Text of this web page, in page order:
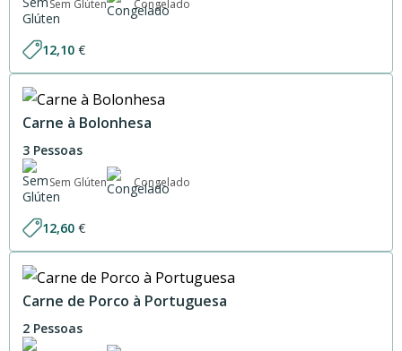
Sem Glúten Congelado
12,10 €
Carne à Bolonhesa
3 Pessoas
Sem Glúten Congelado
12,60 €
Carne de Porco à Portuguesa
2 Pessoas